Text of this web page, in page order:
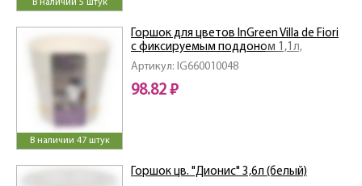
В наличии 5 штук
В наличии 47 штук
Артикул: IG660010048
Горшок для цветов InGreen Villa de Fiori
с фиксируемым поддоном 1,1л,
D130мм, белоснежный жасмин
98.82 ₽
Горшок цв. "Дионис" 3,6л (белый)